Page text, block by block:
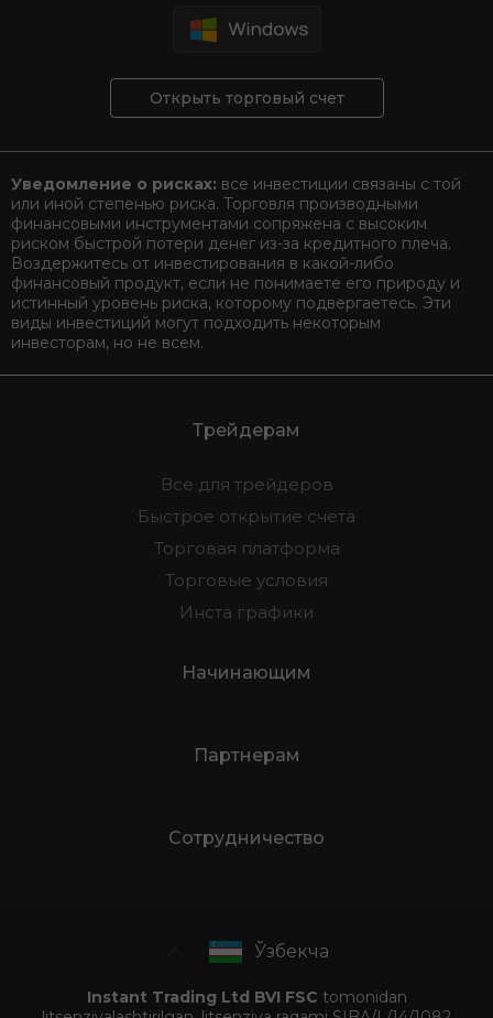
Открыть торговый счет
Уведомление о рисках: все инвестиции связаны с той
или иной степенью риска. Торговля производными
финансовыми инструментами сопряжена с высоким
риском быстрой потери денег из-за кредитного плеча.
Воздержитесь от инвестирования в какой-либо
финансовый продукт, если не понимаете его природу и
истинный уровень риска, которому подвергаетесь. Эти
виды инвестиций могут подходить некоторым
инвесторам, но не всем.
Трейдерам
Все для трейдеров
Быстрое открытие счета
Торговая платформа
Торговые условия
Инста графики
Начинающим
Партнерам
Сотрудничество
Ўзбекча
Instant Trading Ltd BVI FSC tomonidan